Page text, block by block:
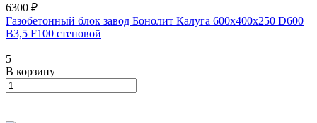
6300 ₽
Газобетонный блок завод Бонолит Калуга 600х400х250 D600
B3,5 F100 стеновой
5
В корзину